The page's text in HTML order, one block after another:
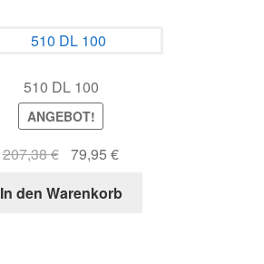
510 DL 100
ANGEBOT!
207,38€ Ursprünglicher
war:
79,95€Aktueller
ist:
In den Warenkorb